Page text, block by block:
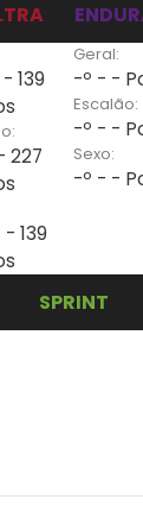
139
227
- 139
Geral:
-º - -
Escalão:
-º - -
Sexo:
-º - -
SPRINT